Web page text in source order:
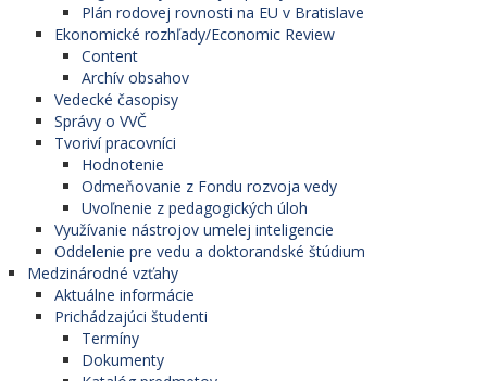
Plán rodovej rovnosti na EU v Bratislave
Ekonomické rozhľady/Economic Review
Content
Archív obsahov
Vedecké časopisy
Správy o VVČ
Tvoriví pracovníci
Hodnotenie
Odmeňovanie z Fondu rozvoja vedy
Uvoľnenie z pedagogických úloh
Využívanie nástrojov umelej inteligencie
Oddelenie pre vedu a doktorandské štúdium
Medzinárodné vzťahy
Aktuálne informácie
Prichádzajúci študenti
Termíny
Dokumenty